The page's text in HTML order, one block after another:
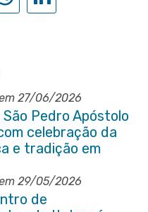
27/06/2026
Pedro Apóstolo
celebração da
e tradição em
Pedras
29/05/2026
de